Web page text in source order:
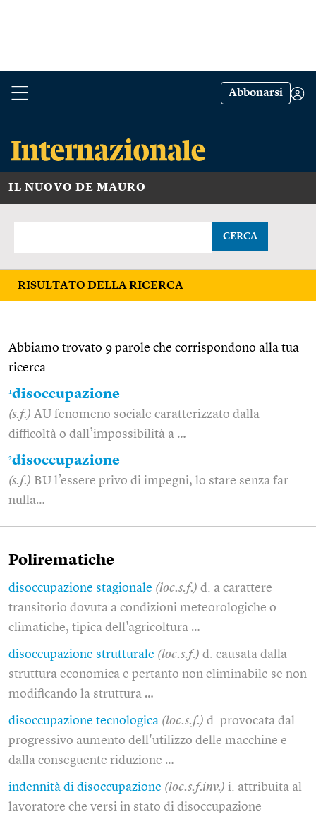
Abbonarsi
IL NUOVO DE MAURO
CERCA
RISULTATO DELLA RICERCA
Abbiamo trovato 9 parole che corrispondono alla tua
ricerca.
1disoccupazione
(s.f.) AU fenomeno sociale caratterizzato dalla
difficoltà o dall’impossibilità a …
2disoccupazione
(s.f.) BU l’essere privo di impegni, lo stare senza far
nulla…
Polirematiche
disoccupazione stagionale (loc.s.f.) d. a carattere
transitorio dovuta a condizioni meteorologiche o
climatiche, tipica dell'agricoltura …
disoccupazione strutturale (loc.s.f.) d. causata dalla
struttura economica e pertanto non eliminabile se non
modificando la struttura …
disoccupazione tecnologica (loc.s.f.) d. provocata dal
progressivo aumento dell'utilizzo delle macchine e
dalla conseguente riduzione …
indennità di disoccupazione (loc.s.f.inv.) i. attribuita al
lavoratore che versi in stato di disoccupazione